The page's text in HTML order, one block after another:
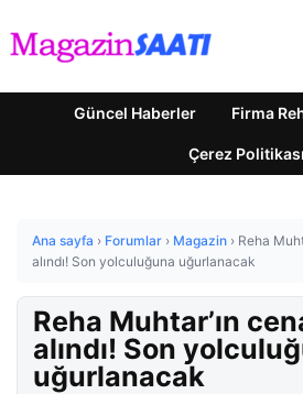
Güncel Haberler Firma
Çerez Politikası
Ana sayfa › Forumlar › Magazin › Reha
alındı! Son yolculuğuna uğurlanacak
Reha Muhtar’ın
alındı! Son
uğurlanacak